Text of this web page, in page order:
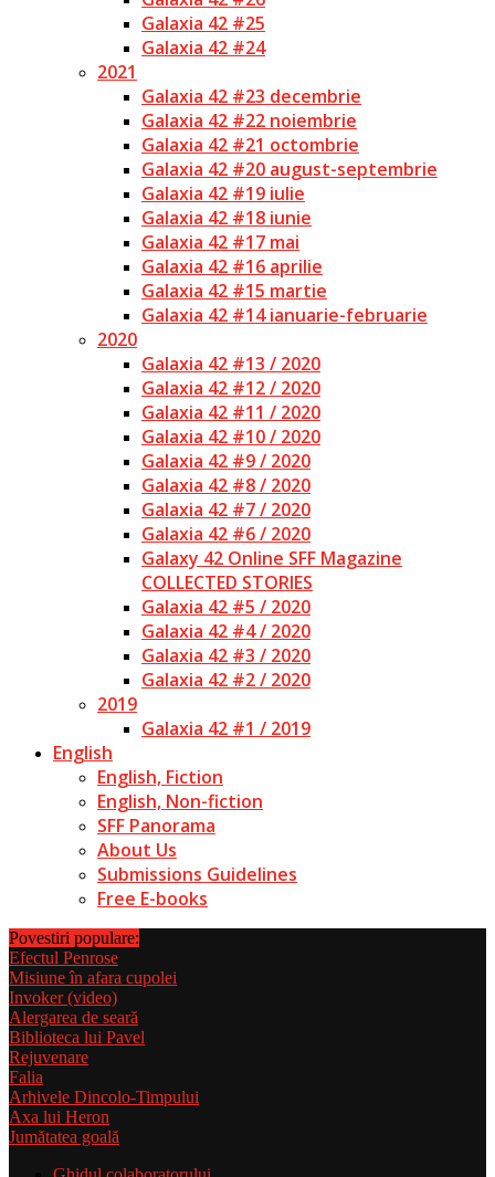
Galaxia 42 #25
Galaxia 42 #24
2021
Galaxia 42 #23 decembrie
Galaxia 42 #22 noiembrie
Galaxia 42 #21 octombrie
Galaxia 42 #20 august-septembrie
Galaxia 42 #19 iulie
Galaxia 42 #18 iunie
Galaxia 42 #17 mai
Galaxia 42 #16 aprilie
Galaxia 42 #15 martie
Galaxia 42 #14 ianuarie-februarie
2020
Galaxia 42 #13 / 2020
Galaxia 42 #12 / 2020
Galaxia 42 #11 / 2020
Galaxia 42 #10 / 2020
Galaxia 42 #9 / 2020
Galaxia 42 #8 / 2020
Galaxia 42 #7 / 2020
Galaxia 42 #6 / 2020
Galaxy 42 Online SFF Magazine
COLLECTED STORIES
Galaxia 42 #5 / 2020
Galaxia 42 #4 / 2020
Galaxia 42 #3 / 2020
Galaxia 42 #2 / 2020
2019
Galaxia 42 #1 / 2019
English
English, Fiction
English, Non-fiction
SFF Panorama
About Us
Submissions Guidelines
Free E-books
Povestiri populare:
Efectul Penrose
Misiune în afara cupolei
Invoker (video)
Alergarea de seară
Biblioteca lui Pavel
Rejuvenare
Falia
Arhivele Dincolo-Timpului
Axa lui Heron
Jumătatea goală